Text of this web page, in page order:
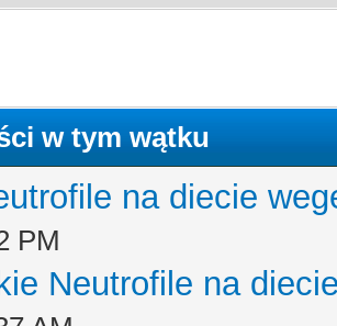
w tym wątku
na diecie
PM
Neutrofile na